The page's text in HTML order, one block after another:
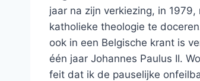
jaar na zijn verkiezing, in 1979,
katholieke theologie te
ook in een Belgische krant is
één jaar Johannes Paulus II.
feit dat ik de pauselijke